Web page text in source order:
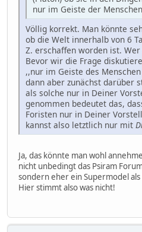
nur im Geiste der
Völlig korrekt. Man könnte
ob die Welt innerhalb von 6
Z. erschaffen worden ist.
Bevor wir die Frage
,,nur im Geiste des
dann aber zunächst darüber
als solche nur in Deiner
genommen bedeutet das,
Foristen nur in Deiner
kannst also letztlich nur mit
Ja, das könnte man wohl
nicht unbedingt das Psiram
sondern eher ein Supermodel
Hier stimmt also was nicht!